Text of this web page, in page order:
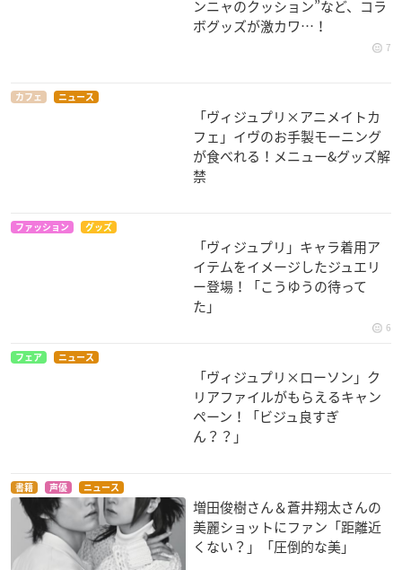
ンニャのクッション”など、コラ
ボグッズが激カワ…！
7
カフェ ニュース
「ヴィジュプリ×アニメイトカ
フェ」イヴのお手製モーニング
が食べれる！メニュー&グッズ解
禁
ファッション グッズ
「ヴィジュプリ」キャラ着用ア
イテムをイメージしたジュエリ
ー登場！「こうゆうの待って
た」
6
フェア ニュース
「ヴィジュプリ×ローソン」ク
リアファイルがもらえるキャン
ペーン！「ビジュ良すぎ
ん？？」
書籍 声優 ニュース
増田俊樹さん＆蒼井翔太さんの
美麗ショットにファン「距離近
くない？」「圧倒的な美」